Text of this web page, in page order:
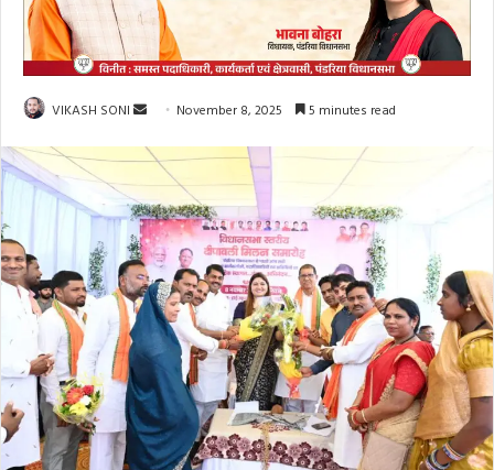
VIKASH SONI
Send
email
November 8, 2025 5 minutes read